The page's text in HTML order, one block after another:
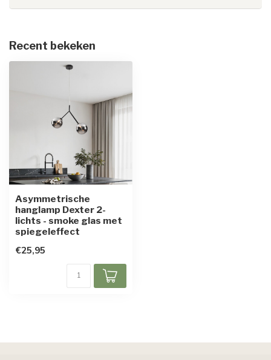
Recent bekeken
Asymmetrische
hanglamp Dexter 2-
lichts - smoke glas met
spiegeleffect
€25,95